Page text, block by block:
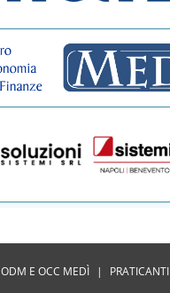
ODM E OCC MEDÌ | PRATICANTI